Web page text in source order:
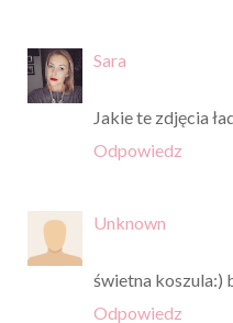
Sara
Jakie te zdjęcia
Odpowiedz
Unknown
świetna koszula:)
Odpowiedz